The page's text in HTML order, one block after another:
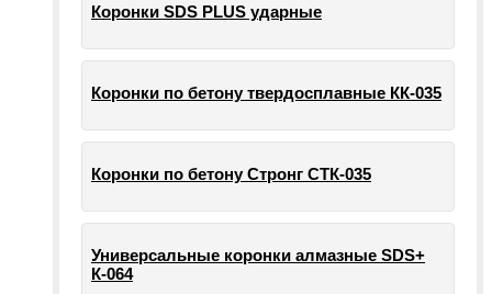
Коронки SDS PLUS ударные
Коронки по бетону твердосплавные КК-035
Коронки по бетону Стронг СТК-035
Универсальные коронки алмазные SDS+
К-064